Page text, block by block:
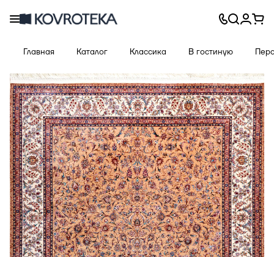
Главная Каталог Классика В гостиную